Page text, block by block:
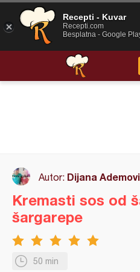
Autor: Dijana
50 min
Kremasti sos od
šargarepe
Recepti - Kuvar
Recepti.com
Besplatna - Google